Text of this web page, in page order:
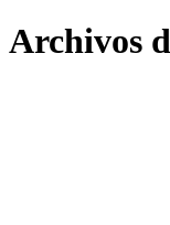
Archivos